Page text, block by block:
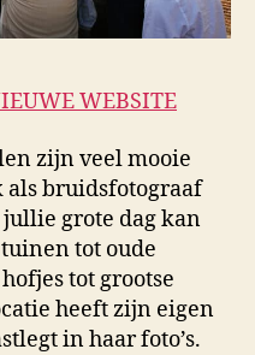
WEBSITE
zijn veel mooie
bruidsfotograaf
grote dag kan
tot oude
tot grootse
heeft zijn eigen
in haar foto’s.